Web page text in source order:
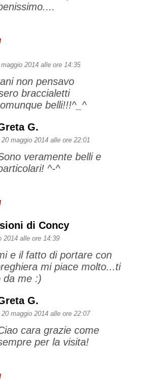
2014 alle ore 14:35
non pensavo
braccialetti
belli!!!^_^
G.
20 maggio 2014 alle ore 22:01
veramente belli e
^-^
di Concy
2014 alle ore 14:39
e il fatto di portare con
mi piace molto...ti
da me :)
G.
20 maggio 2014 alle ore 22:07
cara grazie come
per la visita!